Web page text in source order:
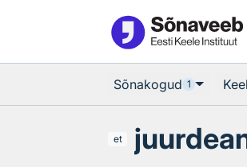
Sõnakogud 1
et